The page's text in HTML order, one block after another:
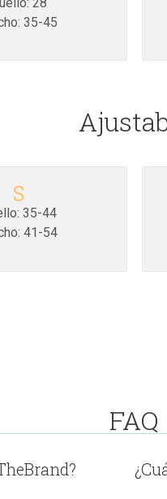
35-45
S
35-44
41-54
FAQ